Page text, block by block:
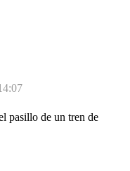
pasillo de un tren de